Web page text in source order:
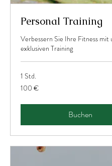
Personal Training
Verbessern Sie Ihre Fitness mit
exklusiven Training
1 Std.
100
Euro
100 €
Buchen